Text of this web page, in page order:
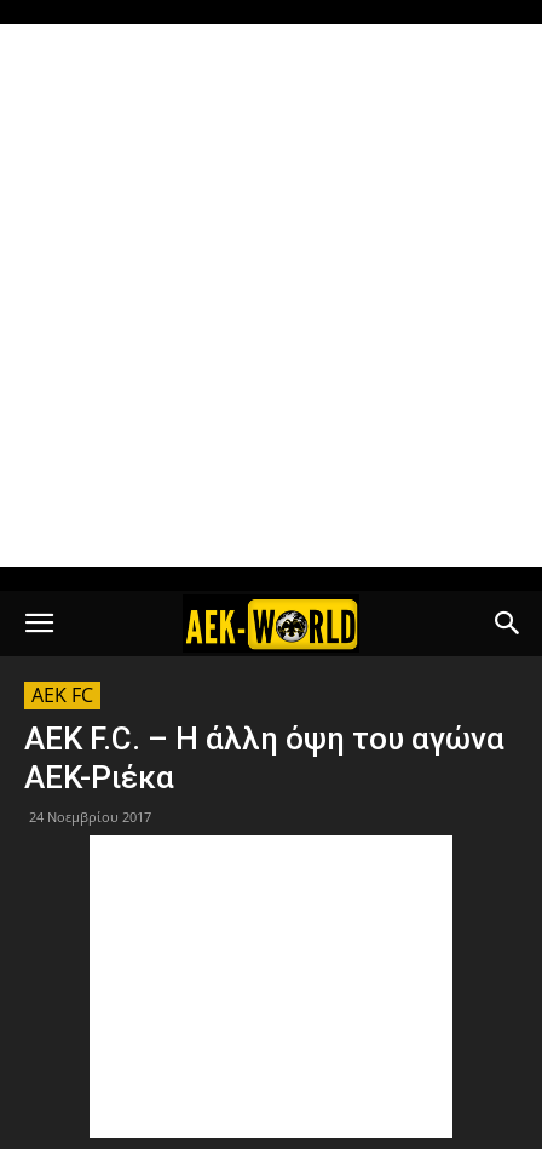
AEK FC
AEK F.C. – Η άλλη όψη του αγώνα
ΑΕΚ-Ριέκα
24 Νοεμβρίου 2017